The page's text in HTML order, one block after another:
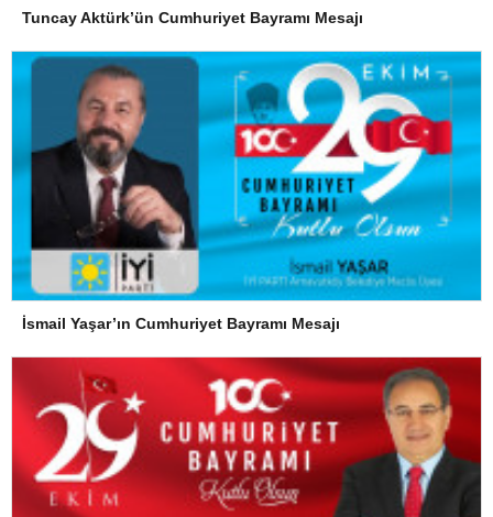
Tuncay Aktürk’ün Cumhuriyet Bayramı Mesajı
İsmail Yaşar’ın Cumhuriyet Bayramı Mesajı